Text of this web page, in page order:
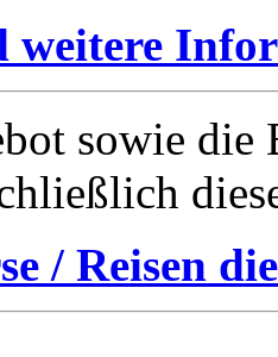
weitere
sowie
/ Reisen